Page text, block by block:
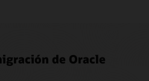
de Oracle